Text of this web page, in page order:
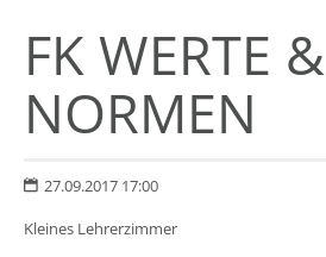
FK WERTE &
NORMEN
27.09.2017 17:00
Kleines Lehrerzimmer